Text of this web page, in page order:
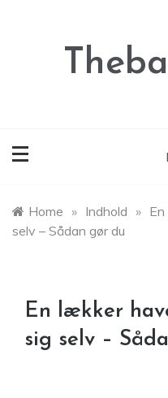
Home » Indhold »
selv – Sådan gør du
En lækker
sig selv –